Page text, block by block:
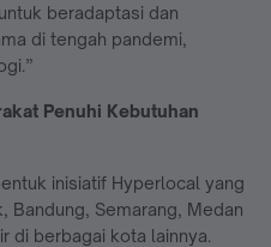
beradaptasi dan
di tengah pandemi,
Penuhi Kebutuhan
inisiatif Hyperlocal yang
Bandung, Semarang, Medan
di berbagai kota lainnya.